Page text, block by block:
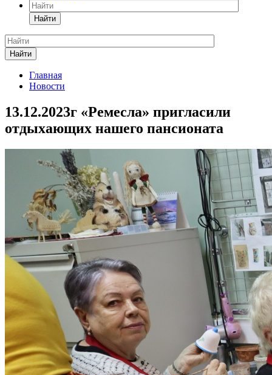
Найти
Найти
Главная
Новости
13.12.2023г «Ремесла» пригласили
отдыхающих нашего пансионата